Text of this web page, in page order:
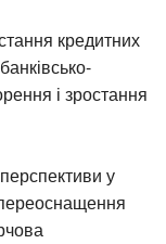
кредитних
і зростання
у